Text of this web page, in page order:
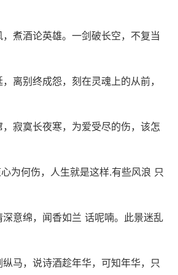
煮酒论英雄。一剑破长空，不复当
离别终成怨，刻在灵魂上的从前，
寂寞长夜寒，为爱受尽的伤，该怎
为何伤，人生就是这样.有些风浪 只
意绵，闻香如兰 话呢喃。此景迷乱
马，说诗酒趁年华，可知年华，只